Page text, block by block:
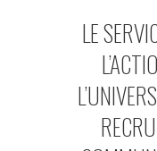
GABBA GABBA
LES LABELS
LE